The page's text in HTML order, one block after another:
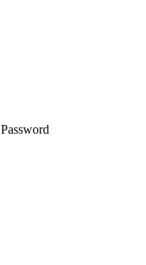
Password